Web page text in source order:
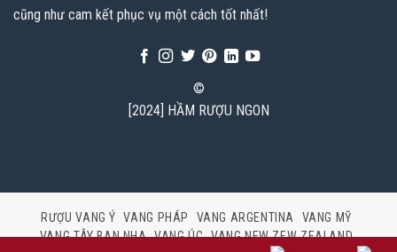
cũng như cam kết phục vụ một cách tốt nhất!
©
[2024] HẦM RƯỢU NGON
RƯỢU VANG Ý VANG PHÁP VANG ARGENTINA
VANG MỸ
VANG TÂY BAN NHA VANG ÚC VANG NEW ZEW ZEALAND